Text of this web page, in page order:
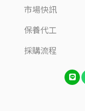
市場快訊
保養代工
採購流程